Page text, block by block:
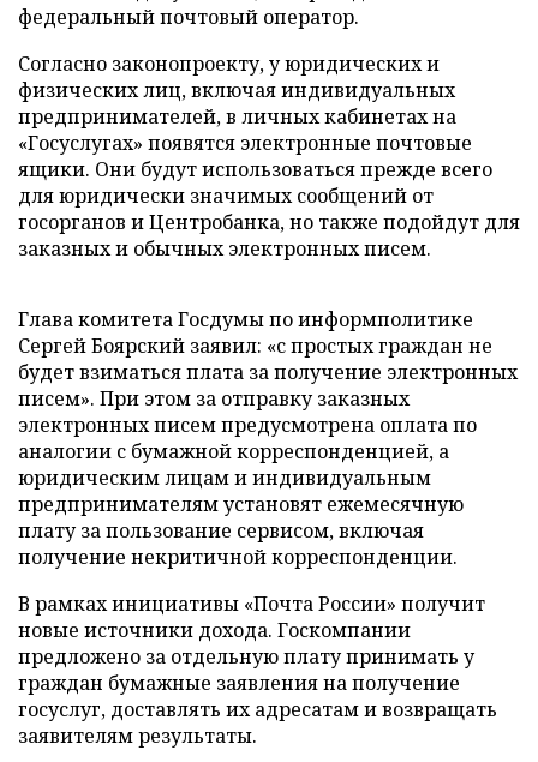
федеральный почтовый оператор.
Согласно законопроекту, у юридических и
физических лиц, включая индивидуальных
предпринимателей, в личных кабинетах на
«Госуслугах» появятся электронные почтовые
ящики. Они будут использоваться прежде всего
для юридически значимых сообщений от
госорганов и Центробанка, но также подойдут для
заказных и обычных электронных писем.
Глава комитета Госдумы по информполитике
Сергей Боярский заявил: «с простых граждан не
будет взиматься плата за получение электронных
писем». При этом за отправку заказных
электронных писем предусмотрена оплата по
аналогии с бумажной корреспонденцией, а
юридическим лицам и индивидуальным
предпринимателям установят ежемесячную
плату за пользование сервисом, включая
получение некритичной корреспонденции.
В рамках инициативы «Почта России» получит
новые источники дохода. Госкомпании
предложено за отдельную плату принимать у
граждан бумажные заявления на получение
госуслуг, доставлять их адресатам и возвращать
заявителям результаты.